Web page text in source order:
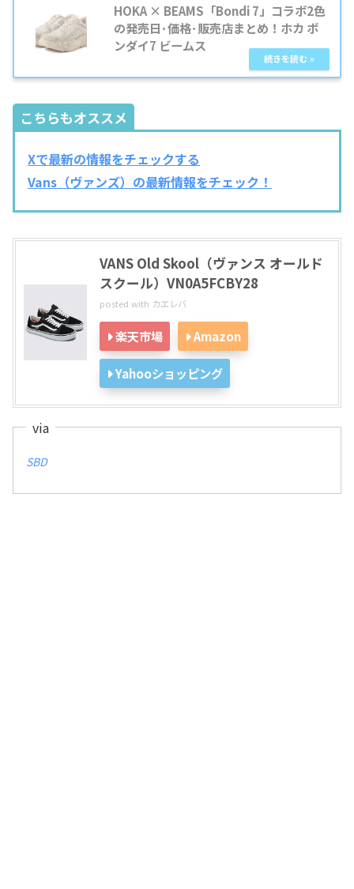
HOKA × BEAMS「Bondi 7」コラボ2色
の発売日･価格･販売店まとめ！ホカ ボ
ンダイ7 ビームス
こちらもオススメ
Xで最新の情報をチェックする
Vans（ヴァンズ）の最新情報をチェック！
VANS Old Skool（ヴァンス オールド
スクール）VN0A5FCBY28
posted with カエレバ
楽天市場 Amazon
Yahooショッピング
SBD